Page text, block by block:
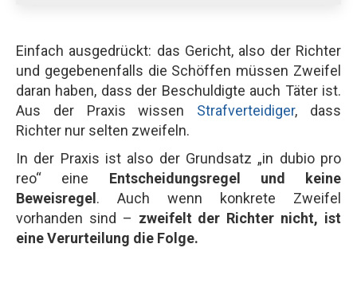
Einfach ausgedrückt: das Gericht, also der Richter
und gegebenenfalls die Schöffen müssen Zweifel
daran haben, dass der Beschuldigte auch Täter ist.
Aus der Praxis wissen Strafverteidiger, dass
Richter nur selten zweifeln.
In der Praxis ist also der Grundsatz „in dubio pro
reo“ eine Entscheidungsregel und keine
Beweisregel. Auch wenn konkrete Zweifel
vorhanden sind – zweifelt der Richter nicht, ist
eine Verurteilung die Folge.